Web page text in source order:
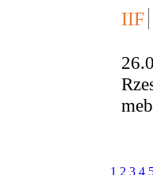
IIF
1 2 3 4